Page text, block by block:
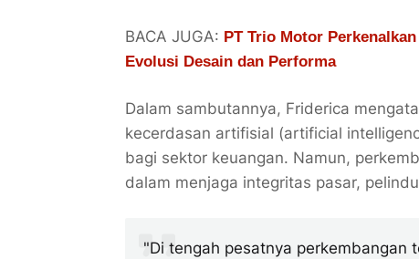
BACA JUGA: PT Trio Motor
Evolusi Desain dan Performa
Dalam sambutannya, Friderica
kecerdasan artifisial (artificial
bagi sektor keuangan. Namun,
dalam menjaga integritas pasar,
"Di tengah pesatnya perkembangan